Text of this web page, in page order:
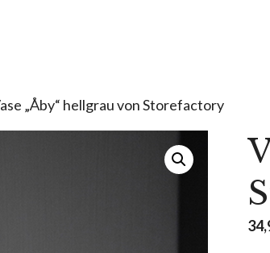
„Åby“ hellgrau von Storefactory